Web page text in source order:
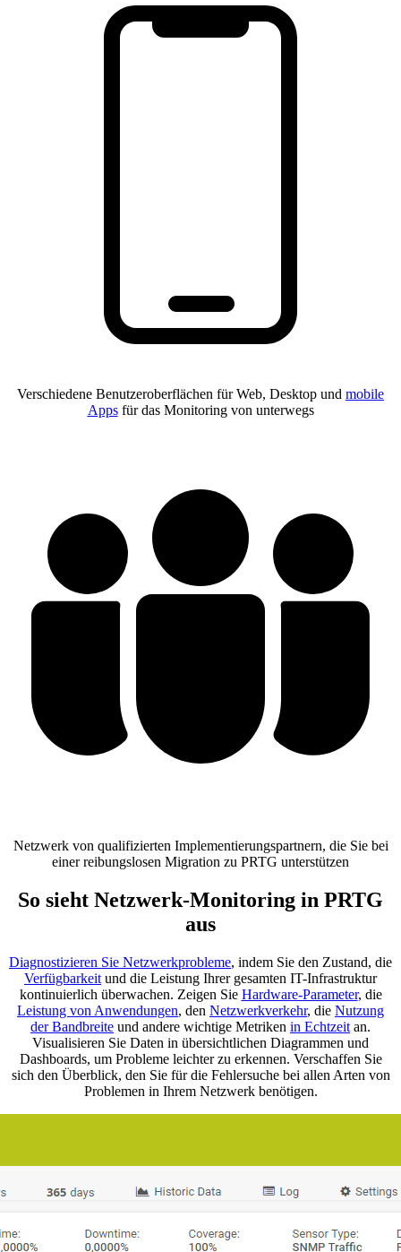
Verschiedene Benutzeroberflächen für Web, Desktop und mobile
Appsfür das Monitoring von unterwegs
Netzwerk von qualifizierten Implementierungspartnern, die Sie bei
einer reibungslosen Migration zu PRTG unterstützen
So sieht Netzwerk-Monitoring in PRTG
aus
Diagnostizieren Sie Netzwerkprobleme, indem Sie den Zustand, die
Verfügbarkeit und die Leistung Ihrer gesamten IT-Infrastruktur
kontinuierlich überwachen. Zeigen Sie Hardware-Parameter, die
Leistung von Anwendungen, den Netzwerkverkehr, die Nutzung
der Bandbreite und andere wichtige Metriken in Echtzeit an.
Visualisieren Sie Daten in übersichtlichen Diagrammen und
Dashboards, um Probleme leichter zu erkennen. Verschaffen Sie
sich den Überblick, den Sie für die Fehlersuche bei allen Arten von
Problemen in Ihrem Netzwerk benötigen.